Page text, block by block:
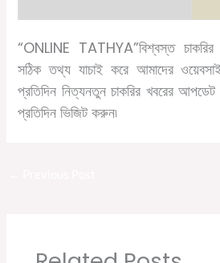
“ONLINE TATHYA”বিশ্বস্ত চাকরির
সঠিক তথ্য যাচাই করে আমাদের
প্রতিদিন নিত্যনতুন চাকরির খবরের
প্রতিদিন ভিজিট করুন৷